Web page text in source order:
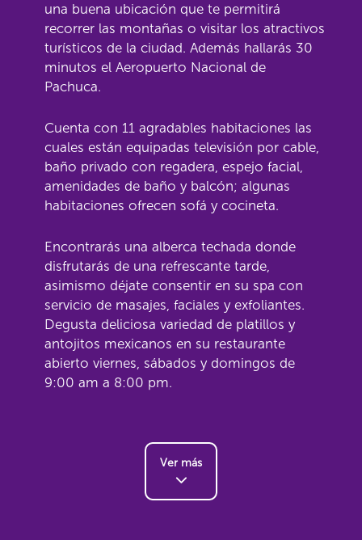
una buena ubicación que te permitirá
recorrer las montañas o visitar los atractivos
turísticos de la ciudad. Además hallarás 30
minutos el Aeropuerto Nacional de
Pachuca.
Cuenta con 11 agradables habitaciones las
cuales están equipadas televisión por cable,
baño privado con regadera, espejo facial,
amenidades de baño y balcón; algunas
habitaciones ofrecen sofá y cocineta.
Encontrarás una alberca techada donde
disfrutarás de una refrescante tarde,
asimismo déjate consentir en su spa con
servicio de masajes, faciales y exfoliantes.
Degusta deliciosa variedad de platillos y
antojitos mexicanos en su restaurante
abierto viernes, sábados y domingos de
9:00 am a 8:00 pm.
Ver más